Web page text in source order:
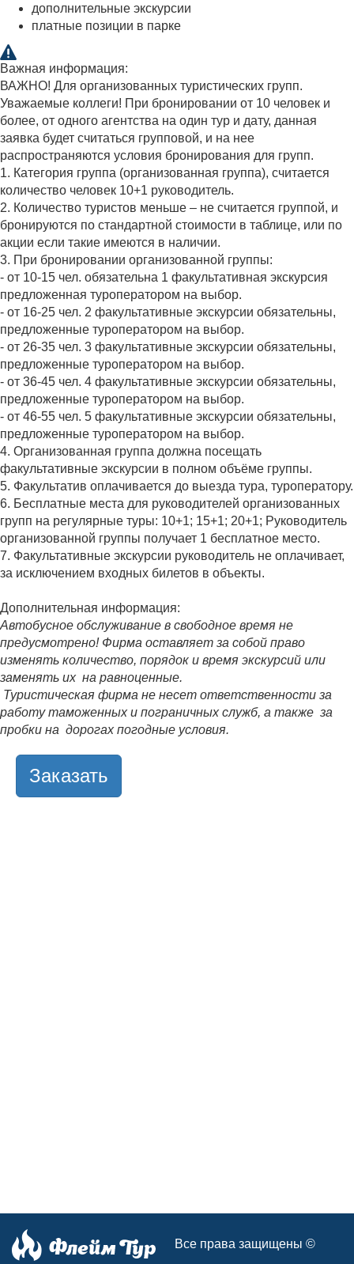
дополнительные экскурсии
платные позиции в парке
Важная информация:
ВАЖНО! Для организованных туристических групп.
Уважаемые коллеги! При бронировании от 10 человек и
более, от одного агентства на один тур и дату, данная
заявка будет считаться групповой, и на нее
распространяются условия бронирования для групп.
1. Категория группа (организованная группа), считается
количество человек 10+1 руководитель.
2. Количество туристов меньше – не считается группой, и
бронируются по стандартной стоимости в таблице, или по
акции если такие имеются в наличии.
3. При бронировании организованной группы:
- от 10-15 чел. обязательна 1 факультативная экскурсия
предложенная туроператором на выбор.
- от 16-25 чел. 2 факультативные экскурсии обязательны,
предложенные туроператором на выбор.
- от 26-35 чел. 3 факультативные экскурсии обязательны,
предложенные туроператором на выбор.
- от 36-45 чел. 4 факультативные экскурсии обязательны,
предложенные туроператором на выбор.
- от 46-55 чел. 5 факультативные экскурсии обязательны,
предложенные туроператором на выбор.
4. Организованная группа должна посещать
факультативные экскурсии в полном объёме группы.
5. Факультатив оплачивается до выезда тура, туроператору.
6. Бесплатные места для руководителей организованных
групп на регулярные туры: 10+1; 15+1; 20+1; Руководитель
организованной группы получает 1 бесплатное место.
7. Факультативные экскурсии руководитель не оплачивает,
за исключением входных билетов в объекты.
Дополнительная информация:
Автобусное обслуживание в свободное время не
предусмотрено! Фирма оставляет за собой право
изменять количество, порядок и время экскурсий или
заменять их на равноценные.
Туристическая фирма не несет ответственности за
работу таможенных и пограничных служб, а также за
пробки на дорогах погодные условия.
Заказать
Все права защищены ©